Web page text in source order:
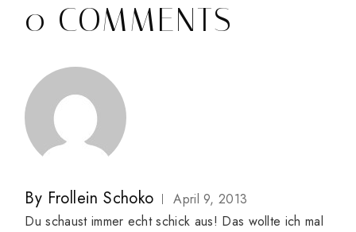
0 COMMENTS
By Frollein Schoko
April 9, 2013
Du schaust immer echt schick aus! Das wollte ich mal